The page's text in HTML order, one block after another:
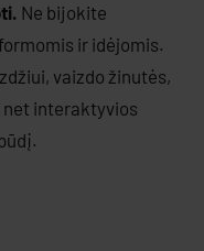
Ne bijokite
ir idėjomis.
vaizdo žinutės,
interaktyvios